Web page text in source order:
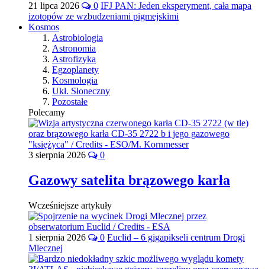
21 lipca 2026 0 IFJ PAN: Jeden eksperyment, cała mapa
izotopów ze wzbudzeniami pigmejskimi
Kosmos
Astrobiologia
Astronomia
Astrofizyka
Egzoplanety
Kosmologia
Ukł. Słoneczny
Pozostałe
Polecamy
3 sierpnia 2026 0
Gazowy satelita brązowego karła
Wcześniejsze artykuły
1 sierpnia 2026 0 Euclid – 6 gigapikseli centrum Drogi
Mlecznej